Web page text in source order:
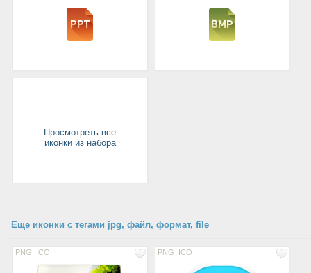
Просмотреть все
иконки из набора
Еще иконки с тегами jpg, файл, формат, file
PNG ICO PNG ICO